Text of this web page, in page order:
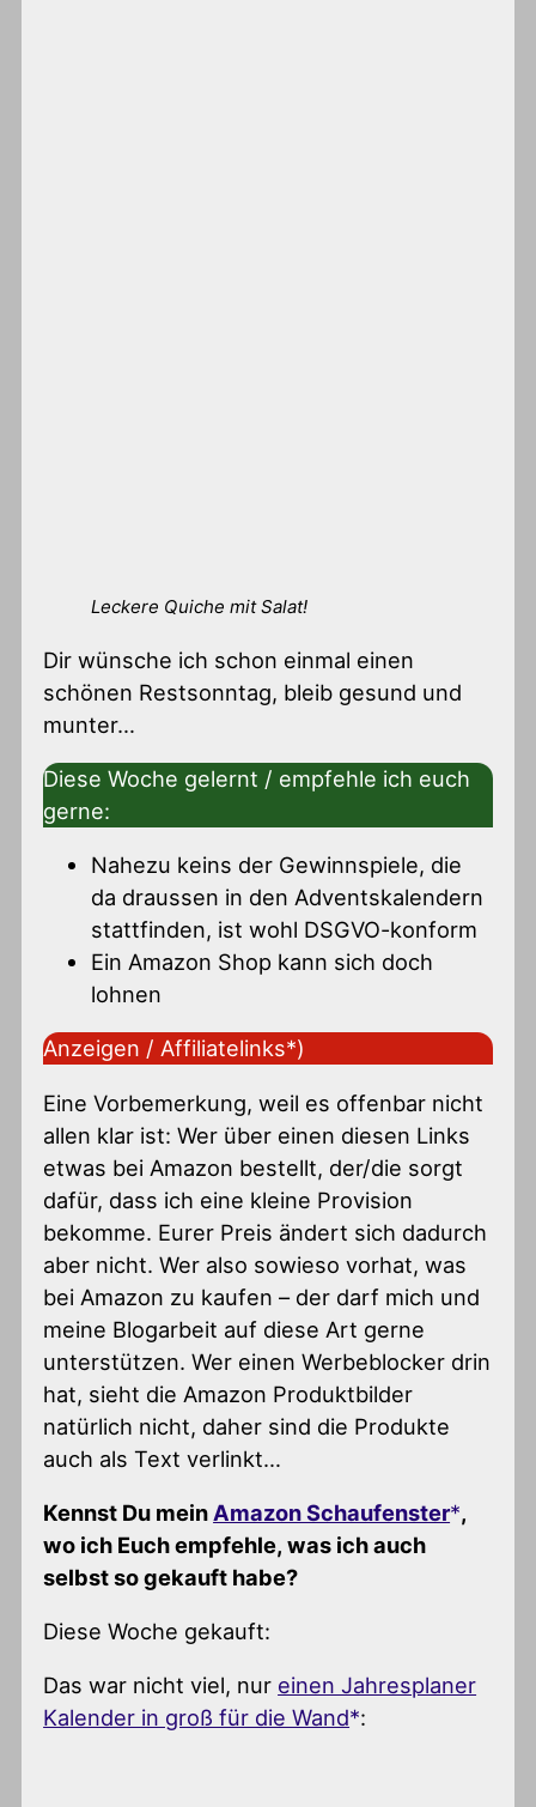
Leckere Quiche mit Salat!
Dir wünsche ich schon einmal einen
schönen Restsonntag, bleib gesund und
munter…
Diese Woche gelernt / empfehle ich euch
gerne:
Nahezu keins der Gewinnspiele, die
da draussen in den Adventskalendern
stattfinden, ist wohl DSGVO-konform
Ein Amazon Shop kann sich doch
lohnen
Anzeigen / Affiliatelinks*)
Eine Vorbemerkung, weil es offenbar nicht
allen klar ist: Wer über einen diesen Links
etwas bei Amazon bestellt, der/die sorgt
dafür, dass ich eine kleine Provision
bekomme. Eurer Preis ändert sich dadurch
aber nicht. Wer also sowieso vorhat, was
bei Amazon zu kaufen – der darf mich und
meine Blogarbeit auf diese Art gerne
unterstützen. Wer einen Werbeblocker drin
hat, sieht die Amazon Produktbilder
natürlich nicht, daher sind die Produkte
auch als Text verlinkt…
Kennst Du mein Amazon Schaufenster ,
wo ich Euch empfehle, was ich auch
selbst so gekauft habe?
Diese Woche gekauft:
Das war nicht viel, nur einen Jahresplaner
Kalender in groß für die Wand :